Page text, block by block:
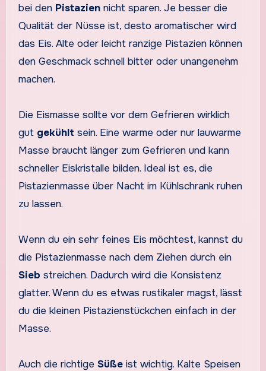
bei den Pistaziennicht sparen. Je besser die
Qualität der Nüsse ist, desto aromatischer wird
das Eis. Alte oder leicht ranzige Pistazien können
den Geschmack schnell bitter oder unangenehm
machen.
Die Eismasse sollte vor dem Gefrieren wirklich
gut gekühlt sein. Eine warme oder nur lauwarme
Masse braucht länger zum Gefrieren und kann
schneller Eiskristalle bilden. Ideal ist es, die
Pistazienmasse über Nacht im Kühlschrank ruhen
zu lassen.
Wenn du ein sehr feines Eis möchtest, kannst du
die Pistazienmasse nach dem Ziehen durch ein
Sieb streichen. Dadurch wird die Konsistenz
glatter. Wenn du es etwas rustikaler magst, lässt
du die kleinen Pistazienstückchen einfach in der
Masse.
Auch die richtige Süßeist wichtig. Kalte Speisen